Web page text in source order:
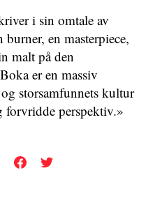
i sin omtale av
en masterpiece,
malt på den
er en massiv
storsamfunnets kultur
forvridde perspektiv.»